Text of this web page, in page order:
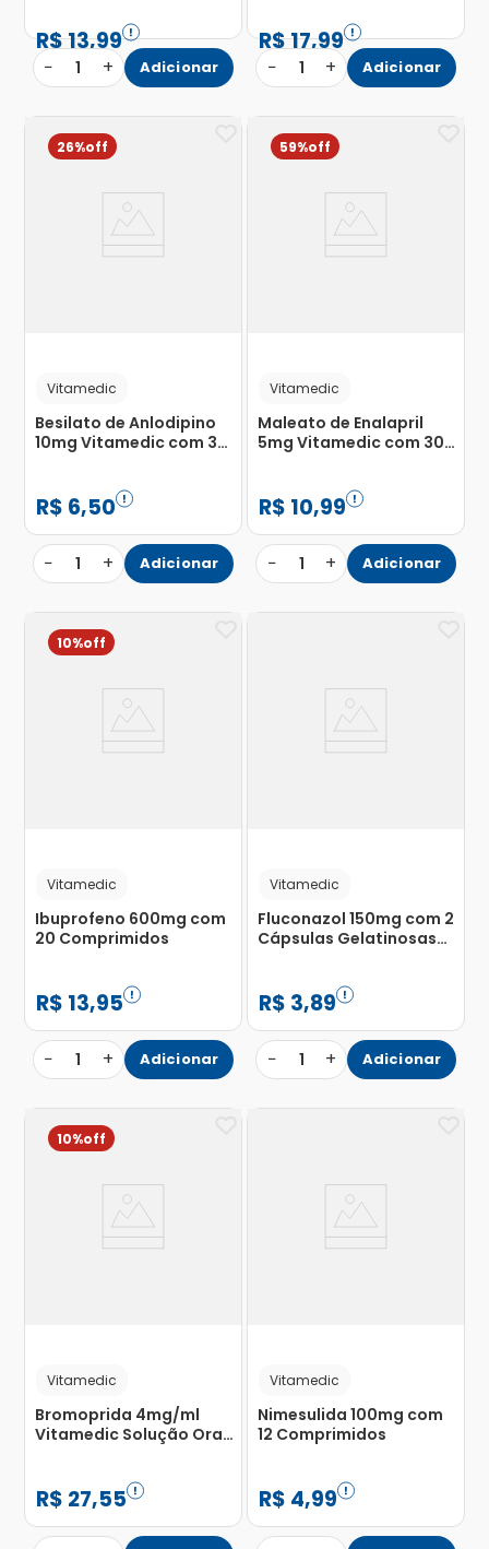
R$13,99
− 1 + Adicionar
Revestidos
R$17,99
− 1 + Adicionar
26%
Vitamedic
Besilato de Anlodipino
10mg Vitamedic com 30
R$ 6,50
− 1 + Adicionar
59%
Vitamedic
Maleato de Enalapril
5mg Vitamedic com 30
R$ 10,99
− 1 + Adicionar
10%
Vitamedic
Ibuprofeno 600mg com
20 Comprimidos
R$ 13,95
− 1 + Adicionar
Vitamedic
Fluconazol 150mg com 2
Cápsulas Gelatinosas
R$ 3,89
− 1 + Adicionar
10%
Vitamedic
Bromoprida 4mg/ml
Vitamedic Solução Oral
R$ 27,55
Vitamedic
Nimesulida 100mg com
12 Comprimidos
R$ 4,99